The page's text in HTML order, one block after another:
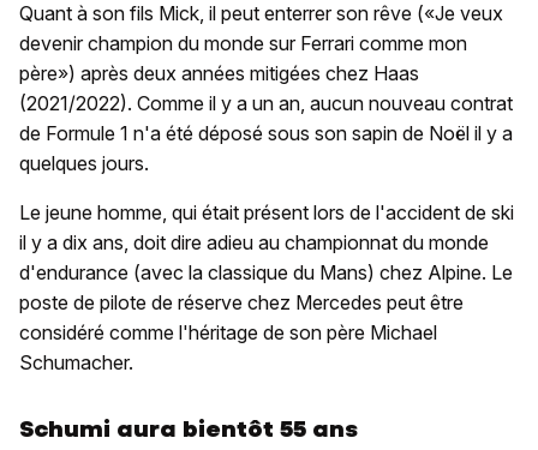
Quant à son fils Mick, il peut enterrer son rêve («Je veux
devenir champion du monde sur Ferrari comme mon
père») après deux années mitigées chez Haas
(2021/2022). Comme il y a un an, aucun nouveau contrat
de Formule 1 n'a été déposé sous son sapin de Noël il y a
quelques jours.
Le jeune homme, qui était présent lors de l'accident de ski
il y a dix ans, doit dire adieu au championnat du monde
d'endurance (avec la classique du Mans) chez Alpine. Le
poste de pilote de réserve chez Mercedes peut être
considéré comme l'héritage de son père Michael
Schumacher.
Schumi aura bientôt 55 ans